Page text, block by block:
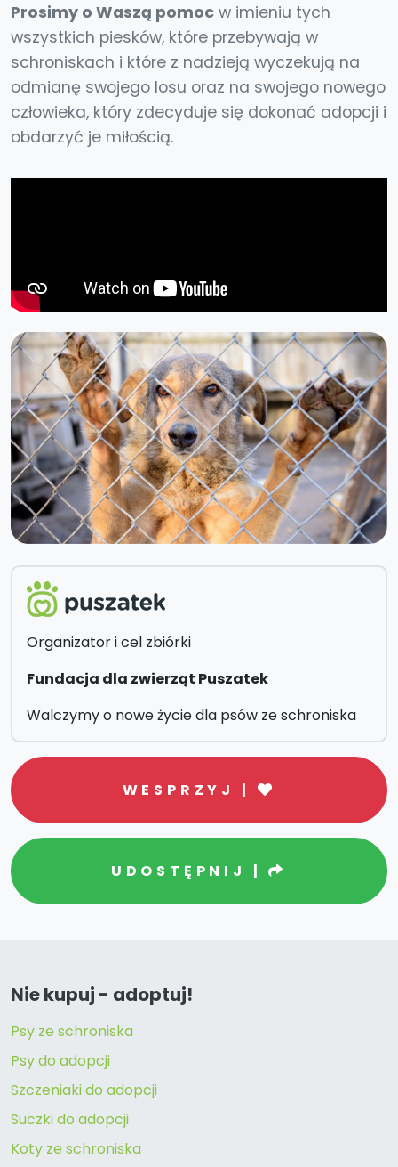
Prosimy o Waszą pomoc w imieniu tych
wszystkich piesków, które przebywają w
schroniskach i które z nadzieją wyczekują na
odmianę swojego losu oraz na swojego nowego
człowieka, który zdecyduje się dokonać adopcji i
obdarzyć je miłością.
Organizator i cel zbiórki
Fundacja dla zwierząt Puszatek
Walczymy o nowe życie dla psów ze schroniska
WESPRZYJ |
UDOSTĘPNIJ |
Nie kupuj - adoptuj!
Psy ze schroniska
Psy do adopcji
Szczeniaki do adopcji
Suczki do adopcji
Koty ze schroniska